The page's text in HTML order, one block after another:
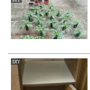
DIY